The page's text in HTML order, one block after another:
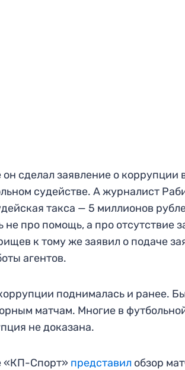
он сделал заявление о коррупции
судействе. А журналист
такса — 5 миллионов
не про помощь, а про отсутствие
к тому же заявил о подаче
агентов.
поднималась и ранее.
матчам. Многие в
не доказана.
«КП-Спорт» представил обзор